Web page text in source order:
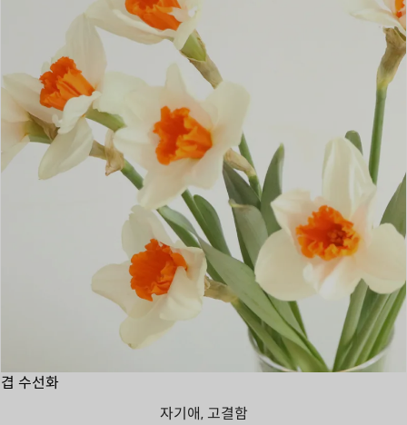
겹 수선화
자기애, 고결함